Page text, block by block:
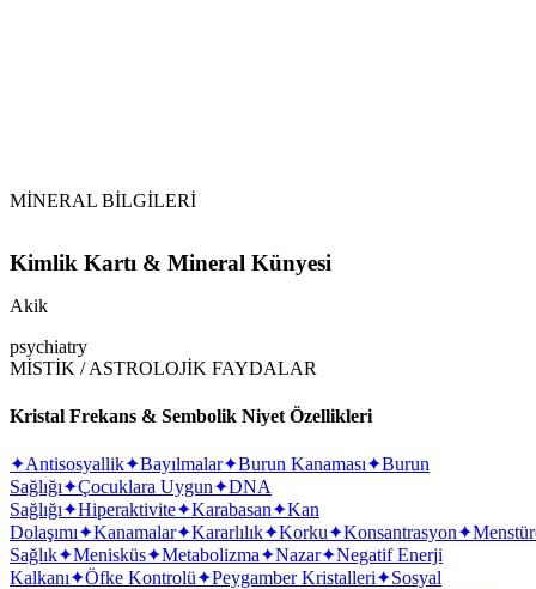
MİNERAL BİLGİLERİ
Kimlik Kartı & Mineral Künyesi
Akik
psychiatry
MİSTİK / ASTROLOJİK FAYDALAR
Kristal Frekans & Sembolik Niyet Özellikleri
✦Antisosyallik✦Bayılmalar✦Burun Kanaması✦Burun
Sağlığı✦Çocuklara Uygun✦DNA
Sağlığı✦Hiperaktivite✦Karabasan✦Kan
Dolaşımı✦Kanamalar✦Kararlılık✦Korku✦Konsantrasyon✦
Sağlık✦Menisküs✦Metabolizma✦Nazar✦Negatif Enerji
Kalkanı✦Öfke Kontrolü✦Peygamber Kristalleri✦Sosyal